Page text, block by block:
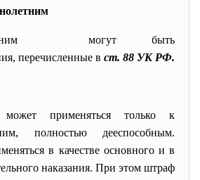
могут быть
перечисленные в ст. 88 УК РФ.
только к
полностью дееспособным.
в качестве основного и в
наказания. При этом штраф